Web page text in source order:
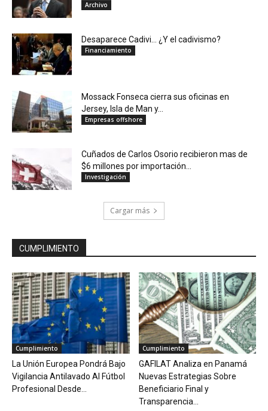
Archivo
Desaparece Cadivi… ¿Y el cadivismo?
Financiamiento
Mossack Fonseca cierra sus oficinas en
Jersey, Isla de Man y...
Empresas offshore
Cuñados de Carlos Osorio recibieron mas de
$6 millones por importación...
Investigación
Cargar más
CUMPLIMIENTO
Cumplimiento
La Unión Europea Pondrá Bajo
Vigilancia Antilavado Al Fútbol
Profesional Desde...
Cumplimiento
GAFILAT Analiza en Panamá
Nuevas Estrategias Sobre
Beneficiario Final y
Transparencia...